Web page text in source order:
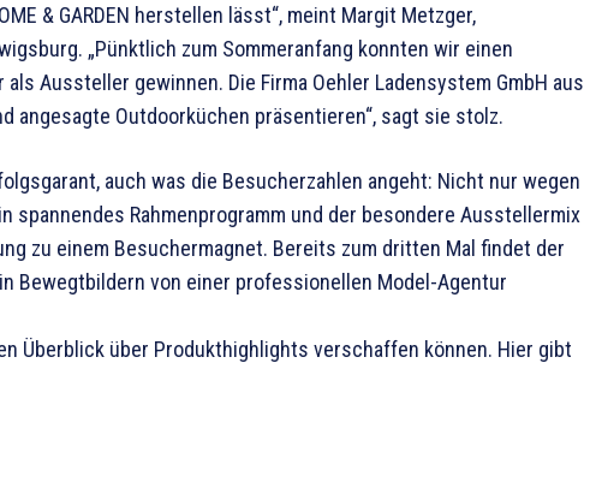
& GARDEN herstellen lässt“, meint Margit Metzger,
„Pünktlich zum Sommeranfang konnten wir einen
Aussteller gewinnen. Die Firma Oehler Ladensystem GmbH aus
angesagte Outdoorküchen präsentieren“, sagt sie stolz.
auch was die Besucherzahlen angeht: Nicht nur wegen
spannendes Rahmenprogramm und der besondere Ausstellermix
zu einem Besuchermagnet. Bereits zum dritten Mal findet der
Bewegtbildern von einer professionellen Model-Agentur
Überblick über Produkthighlights verschaffen können. Hier gibt